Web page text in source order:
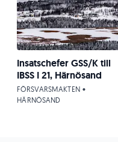
Insatschefer GSS/K till
IBSS I 21, Härnösand
FÖRSVARSMAKTEN •
HÄRNÖSAND